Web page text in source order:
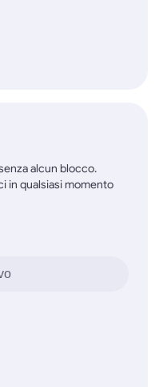
alcun blocco.
in qualsiasi momento